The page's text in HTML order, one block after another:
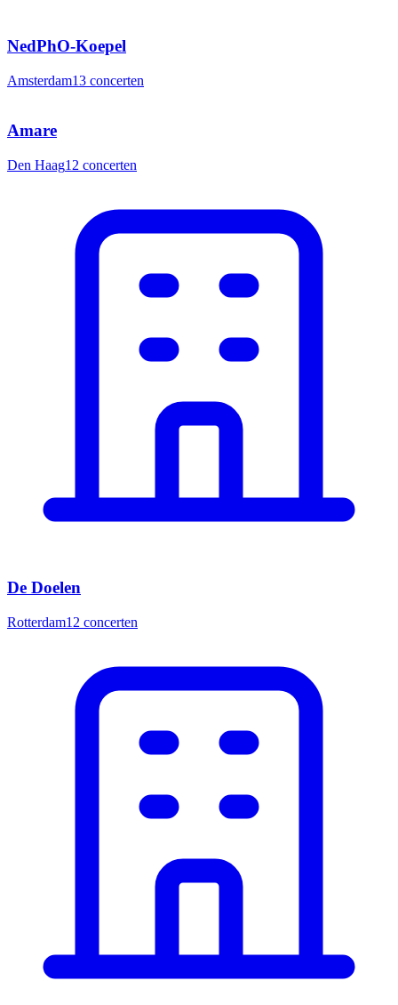
NedPhO-Koepel
Amsterdam13 concerten
Amare
Den Haag12 concerten
De Doelen
Rotterdam12 concerten